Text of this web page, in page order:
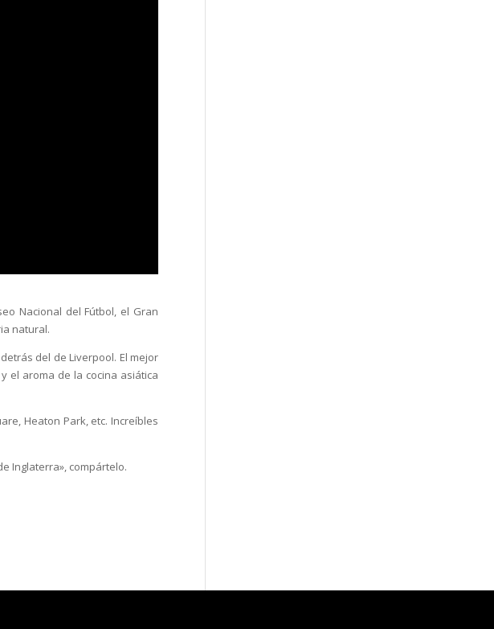
Nacional del Fútbol, el Gran
natural.
del de Liverpool. El mejor
el aroma de la cocina asiática
Heaton Park, etc. Increíbles
Inglaterra», compártelo.